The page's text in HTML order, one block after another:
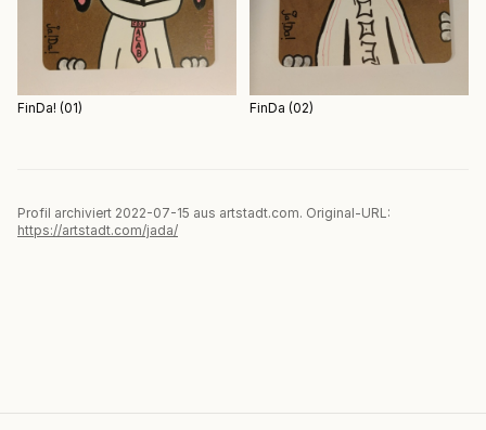
FinDa! (01) FinDa (02)
Profil archiviert 2022-07-15 aus artstadt.com. Original-URL:
https://artstadt.com/jada/